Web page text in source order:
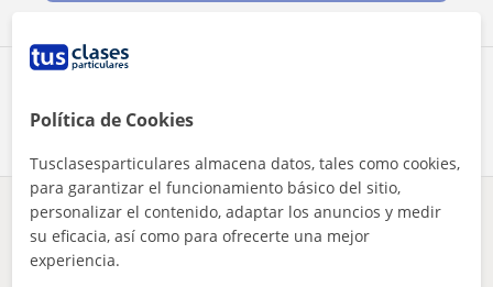
¿Hay algún error en este perfil? Cuéntanos
Política de Cookies
Tusclasesparticulares almacena datos, tales como cookies,
para garantizar el funcionamiento básico del sitio,
personalizar el contenido, adaptar los anuncios y medir
su eficacia, así como para ofrecerte una mejor
experiencia.